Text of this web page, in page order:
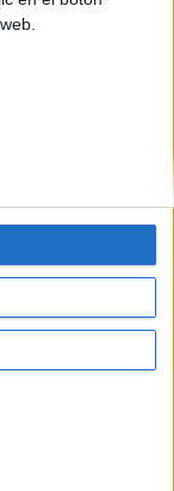
generales|Política
de León 47 - 28006
2767